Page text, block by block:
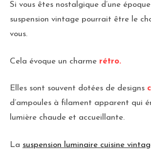
Si vous êtes nostalgique d’une
suspension vintage pourrait être le
vous.
Cela évoque un charme rétro.
Elles sont souvent dotées de designs
d’ampoules à filament apparent qui
lumière chaude et accueillante.
La suspension luminaire cuisine